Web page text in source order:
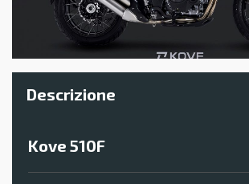
Descrizione
Kove 510F